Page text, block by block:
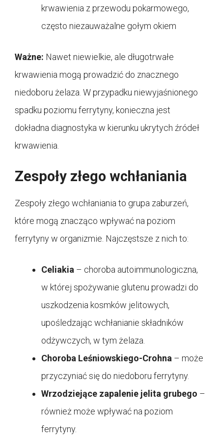
krwawienia z przewodu pokarmowego,
często niezauważalne gołym okiem
Ważne: Nawet niewielkie, ale długotrwałe
krwawienia mogą prowadzić do znacznego
niedoboru żelaza. W przypadku niewyjaśnionego
spadku poziomu ferrytyny, konieczna jest
dokładna diagnostyka w kierunku ukrytych źródeł
krwawienia.
Zespoły złego wchłaniania
Zespoły złego wchłaniania to grupa zaburzeń,
które mogą znacząco wpływać na poziom
ferrytyny w organizmie. Najczęstsze z nich to:
Celiakia – choroba autoimmunologiczna,
w której spożywanie glutenu prowadzi do
uszkodzenia kosmków jelitowych,
upośledzając wchłanianie składników
odżywczych, w tym żelaza.
Choroba Leśniowskiego-Crohna – może
przyczyniać się do niedoboru ferrytyny.
Wrzodziejące zapalenie jelita grubego –
również może wpływać na poziom
ferrytyny.